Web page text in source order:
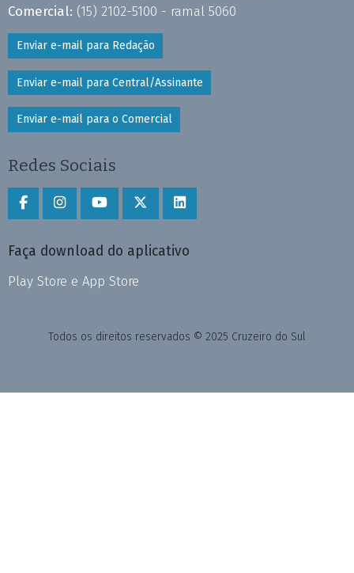
Comercial: (15) 2102-5100 - ramal 5060
Enviar e-mail para Redação
Enviar e-mail para Central/Assinante
Enviar e-mail para o Comercial
Redes Sociais
Faça download do aplicativo
Play Store e App Store
Todos os direitos reservados © 2025 Cruzeiro do Sul